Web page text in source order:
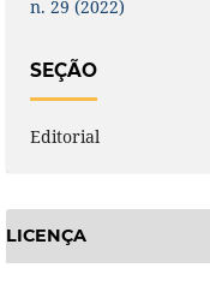
n. 29 (2022)
SEÇÃO
Editorial
LICENÇA